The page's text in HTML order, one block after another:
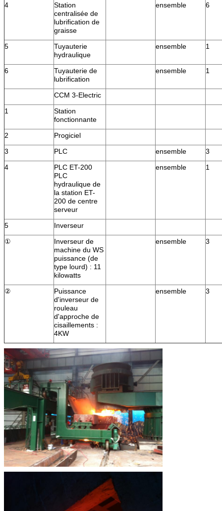
4
Station
centralisée de
lubrification de
graisse
ensemble 6
5
Tuyauterie
hydraulique
ensemble 1
6
Tuyauterie de
lubrification
ensemble 1
CCM 3-Electric
1
Station
fonctionnante
2
Progiciel
3
PLC ensemble
3
4
PLC ET-200
PLC
hydraulique de
la station ET-
200 de centre
serveur
ensemble 1
5
Inverseur
①
Inverseur de
machine du WS
puissance (de
type lourd) : 11
kilowatts
ensemble 3
②
Puissance
d'inverseur de
rouleau
d'approche de
cisaillements :
4KW
ensemble 3